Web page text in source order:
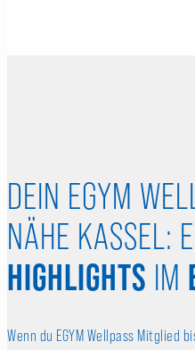
DEIN EGYM
NÄHE KASSEL:
HIGHLIGHTS IM
Wenn du EGYM Wellpass Mitglied